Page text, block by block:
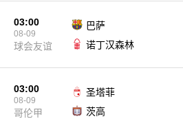
03:00
08-09
球会友谊
巴萨
诺丁汉森林
03:00
08-09
哥伦甲
圣塔菲
茨高